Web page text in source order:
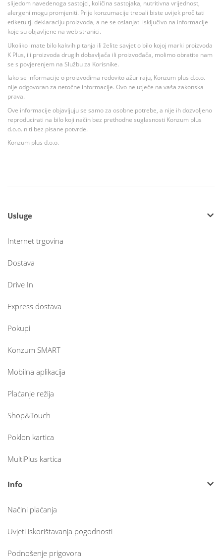
slijedom navedenoga sastojci, količina sastojaka, nutritivna vrijednost,
alergeni mogu promjeniti. Prije konzumacije trebali biste uvijek pročitati
etiketu tj. deklaraciju proizvoda, a ne se oslanjati isključivo na informacije
koje su objavljene na web stranici.
Ukoliko imate bilo kakvih pitanja ili želite savjet o bilo kojoj marki proizvoda
K Plus, ili proizvoda drugih dobavljača ili proizvođača, molimo obratite nam
se s povjerenjem na Službu za Korisnike.
Iako se informacije o proizvodima redovito ažuriraju, Konzum plus d.o.o.
nije odgovoran za netočne informacije. Ovo ne utječe na vaša zakonska
prava.
Ove informacije objavljuju se samo za osobne potrebe, a nije ih dozvoljeno
reproducirati na bilo koji način bez prethodne suglasnosti Konzum plus
d.o.o. niti bez pisane potvrde.
Konzum plus d.o.o.
Usluge
Internet trgovina
Dostava
Drive In
Express dostava
Pokupi
Konzum SMART
Mobilna aplikacija
Plaćanje režija
Shop&Touch
Poklon kartica
MultiPlus kartica
Info
Načini plaćanja
Uvjeti iskorištavanja pogodnosti
Podnošenje prigovora